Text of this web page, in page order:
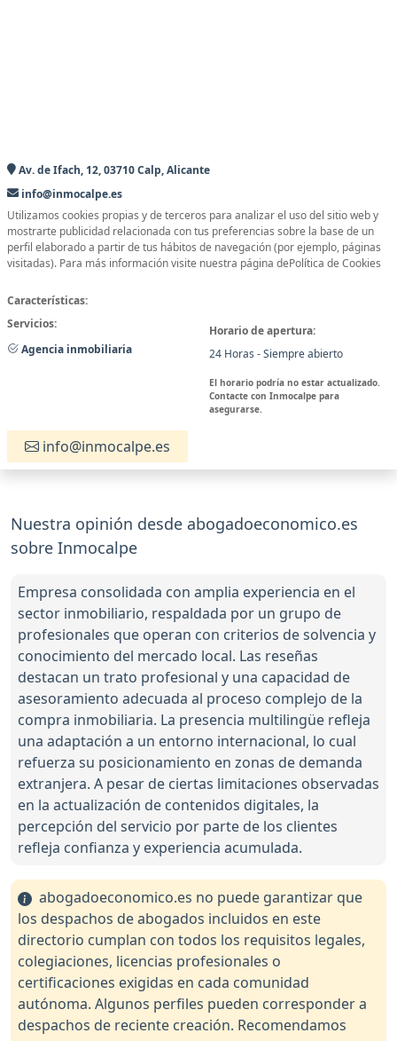
Av. de Ifach, 12, 03710 Calp, Alicante
info@inmocalpe.es
Utilizamos cookies propias y de terceros para analizar el uso del sitio web y
mostrarte publicidad relacionada con tus preferencias sobre la base de un
perfil elaborado a partir de tus hábitos de navegación (por ejemplo, páginas
visitadas). Para más información visite nuestra página dePolítica de Cookies
Características:
Servicios:
Agencia inmobiliaria
Horario de apertura:
24 Horas - Siempre abierto
El horario podría no estar actualizado.
Contacte con Inmocalpe para
asegurarse.
info@inmocalpe.es
Nuestra opinión desde abogadoeconomico.es
sobre Inmocalpe
Empresa consolidada con amplia experiencia en el
sector inmobiliario, respaldada por un grupo de
profesionales que operan con criterios de solvencia y
conocimiento del mercado local. Las reseñas
destacan un trato profesional y una capacidad de
asesoramiento adecuada al proceso complejo de la
compra inmobiliaria. La presencia multilingüe refleja
una adaptación a un entorno internacional, lo cual
refuerza su posicionamiento en zonas de demanda
extranjera. A pesar de ciertas limitaciones observadas
en la actualización de contenidos digitales, la
percepción del servicio por parte de los clientes
refleja confianza y experiencia acumulada.
abogadoeconomico.es no puede garantizar que
los despachos de abogados incluidos en este
directorio cumplan con todos los requisitos legales,
colegiaciones, licencias profesionales o
certificaciones exigidas en cada comunidad
autónoma. Algunos perfiles pueden corresponder a
despachos de reciente creación. Recomendamos